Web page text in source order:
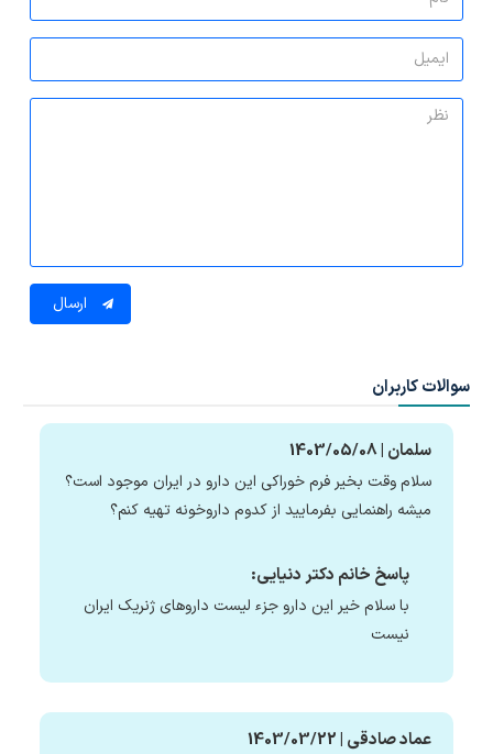
ارسال
سوالات کاربران
سلمان | 1403/05/08
سلام وقت بخیر فرم خوراکی این دارو در ایران موجود است؟
میشه راهنمایی بفرمایید از کدوم داروخونه تهیه کنم؟
پاسخ خانم دکتر دنیایی:
با سلام خیر این دارو جزء لیست داروهای ژنریک ایران
نیست
عماد صادقی | 1403/03/22